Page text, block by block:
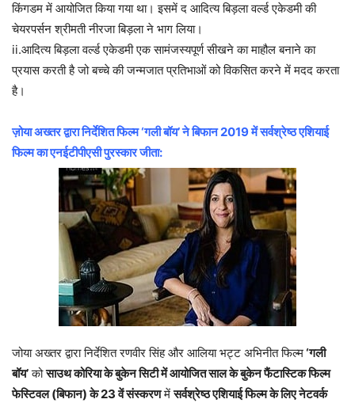
किंगडम में आयोजित किया गया था। इसमें द आदित्य बिड़ला वर्ल्ड एकेडमी की
चेयरपर्सन श्रीमती नीरजा बिड़ला ने भाग लिया।
ii.आदित्य बिड़ला वर्ल्ड एकेडमी एक सामंजस्यपूर्ण सीखने का माहौल बनाने का
प्रयास करती है जो बच्चे की जन्मजात प्रतिभाओं को विकसित करने में मदद करता
है।
ज़ोया अख्तर द्वारा निर्देशित फिल्म ‘गली बॉय’ ने बिफान 2019 में सर्वश्रेष्ठ एशियाई
फिल्म का एनईटीपीएसी पुरस्कार जीता:
जोया अख्तर द्वारा निर्देशित रणवीर सिंह और आलिया भट्ट अभिनीत फिल्म‘गली
बॉय’कोसाउथ कोरिया के बुकेन सिटी में आयोजित साल के बुकेन फैंटास्टिक फिल्म
फेस्टिवल (बिफान) के 23 वें संस्करणमेंसर्वश्रेष्ठ एशियाई फिल्म के लिए नेटवर्क